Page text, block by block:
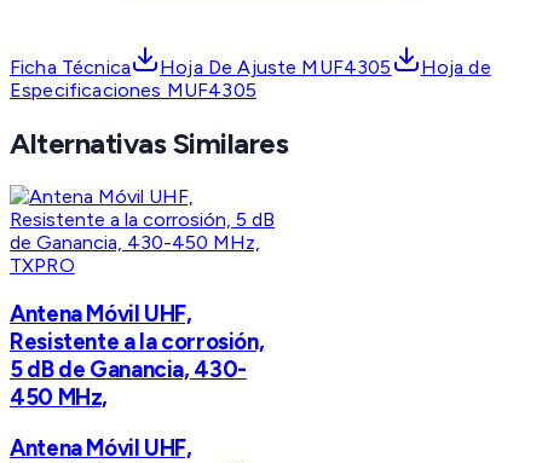
Ficha Técnica Hoja De Ajuste MUF4305
Hoja de
Especificaciones MUF4305
Alternativas Similares
TXPRO
Antena Móvil UHF,
Resistente a la corrosión,
5 dB de Ganancia, 430-
450 MHz,
Antena Móvil UHF,